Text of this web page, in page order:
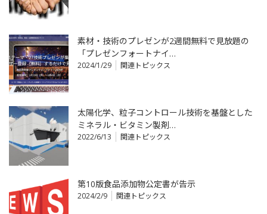
素材・技術のプレゼンが2週間無料で見放題の
「プレゼンフォートナイ…
2024/1/29 関連トピックス
太陽化学、粒子コントロール技術を基盤とした
ミネラル・ビタミン製剤…
2022/6/13 関連トピックス
第10版食品添加物公定書が告示
2024/2/9 関連トピックス